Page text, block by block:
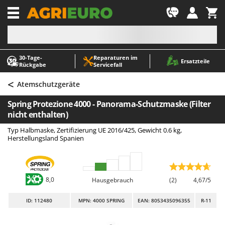
30‑Tage-
Rückgabe
Reparaturen im
Servicefall
Ersatzteile
-1
A
Abbeermaschinen - Traubenmühlen
Abfüllgeräte
Akku Gartenscheren
Akku Gras- und Strauchscheren
Akku-Stichsägen
Allzwecktransporter - Motorschubkarren
Alu-Teleskopleitern
Anbaubagger Heckbagger für Traktoren
Arbeitsschutzkleidung
Aschesauger
A
ABAC
AgriEuro Premium
AgriEuro TOP-LINE
AGT
Aima
Airmec
AL-KO
ALA 2000
Alce
Alpina
< Atemschutzgeräte
Spring Protezione 4000 - Panorama-Schutzmaske (Filter
nicht enthalten)
Typ Halbmaske, Zertifizierung UE 2016/425, Gewicht 0.6 kg,
Herstellungsland Spanien
8,0 Hausgebrauch (2) 4,67/5
ID: 112480 MPN: 4000 SPRING EAN: 8053435096355 R-11